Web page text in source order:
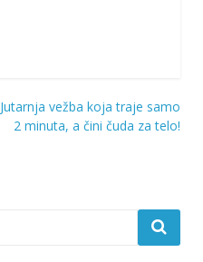
Jutarnja vežba koja traje samo
2 minuta, a čini čuda za telo!